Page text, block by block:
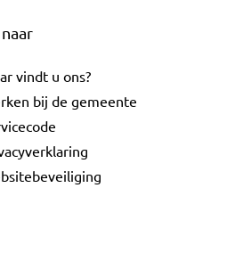
naar
vindt u ons?
bij de gemeente